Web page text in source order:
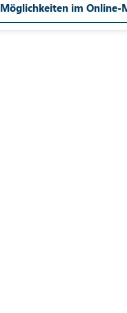
Möglichkeiten im Online-